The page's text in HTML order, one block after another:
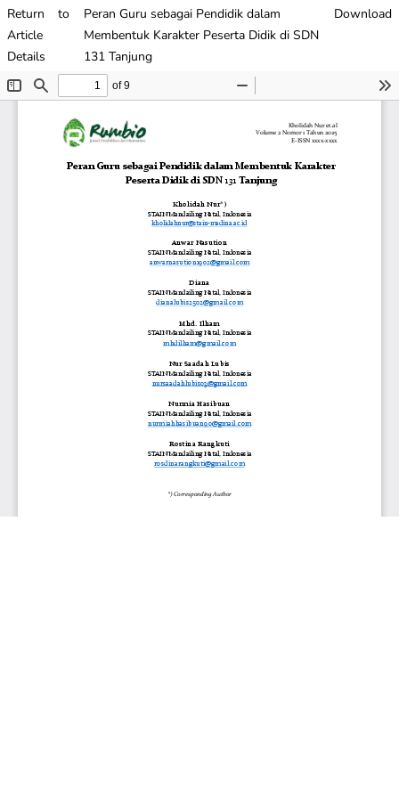
Return to
Article
Details
Peran Guru sebagai Pendidik dalam
Membentuk Karakter Peserta Didik di SDN
131 Tanjung
Download